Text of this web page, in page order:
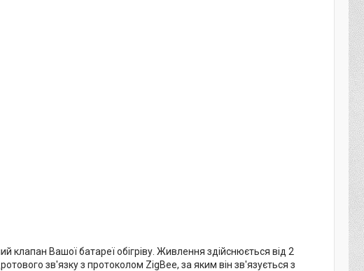
клапан Вашої батареї обігріву. Живлення здійснюється від 2
зв'язку з протоколом ZigBee, за яким він зв'язується з